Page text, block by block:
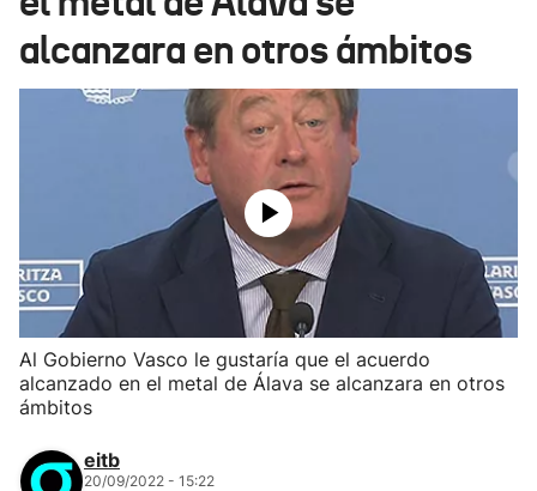
Eguraldia
alcanzara en otros ámbitos
Al Gobierno Vasco le gustaría que el acuerdo
alcanzado en el metal de Álava se alcanzara en otros
ámbitos
eitb
20/09/2022 - 15:22